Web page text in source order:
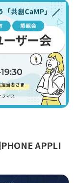
APPLI